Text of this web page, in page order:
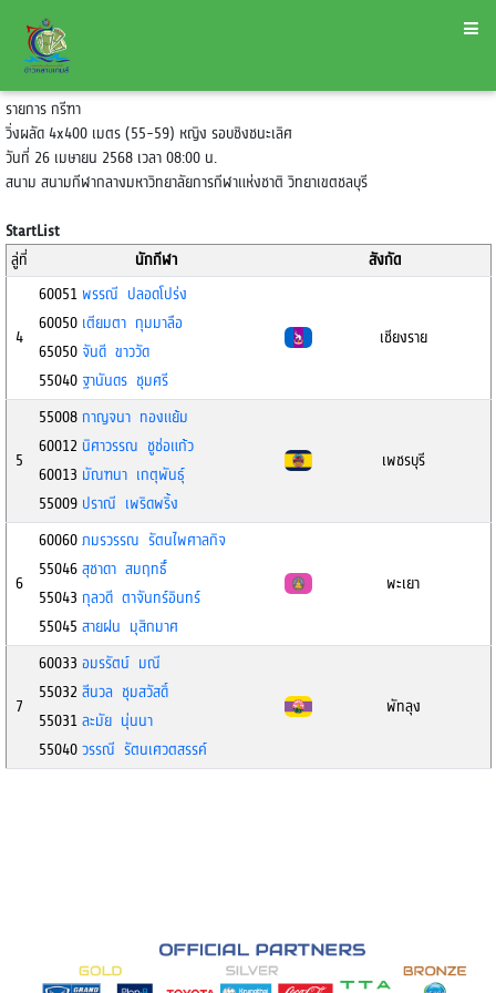
รายการ กรีฑา
วิ่งผลัด 4x400 เมตร (55-59) หญิง รอบชิงชนะเลิศ
วันที่ 26 เมษายน 2568 เวลา 08:00 น.
สนาม สนามกีฬากลางมหาวิทยาลัยการกีฬาแห่งชาติ วิทยาเขตชลบุรี
StartList
ลู่ที่
นักกีฬา สังกัด
4
60051 พรรณี ปลอดโปร่ง
60050 เตียมตา กุมมาลือ
65050 จันดี ขาววัด
55040 ฐานันดร ชุมศรี
เชียงราย
5
55008 กาญจนา ทองแย้ม
60012 นิศาวรรณ ชูช่อแก้ว
60013 มัณฑนา เกตุพันธุ์
55009 ปราณี เพริดพริ้ง
เพชรบุรี
6
60060 ภมรวรรณ รัตนไพศาลกิจ
55046 สุชาดา สมฤทธิ์์
55043 กุลวดี ตาจันทร์อินทร์
55045 สายฝน มุสิกมาศ
พะเยา
7
60033 อมรรัตน์ มณี
55032 สีนวล ชุมสวัสดิ์
55031 ละมัย นุ่นนา
55040 วรรณี รัตนเศวตสรรค์
พัทลุง